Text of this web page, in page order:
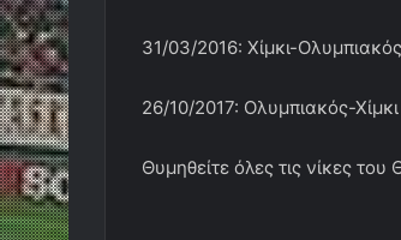
31/03/2016: Χίμκι-
26/10/2017: Ολυμπιακός-
Θυμηθείτε όλες τις νίκες